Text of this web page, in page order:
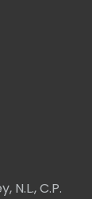
N.L., C.P.